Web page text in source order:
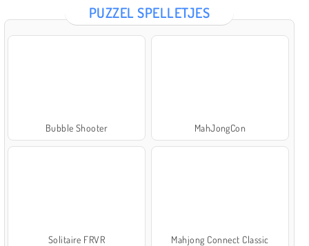
PUZZEL SPELLETJES
Bubble Shooter MahJongCon
Solitaire FRVR Mahjong Connect Classic